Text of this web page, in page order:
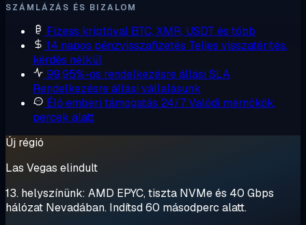
SZÁMLÁZÁS ÉS BIZALOM
Fizess kriptóval BTC, XMR, USDT és több
14 napos pénzvisszafizetés Teljes visszatérítés,
kérdés nélkül
99,95%-os rendelkezésre állási SLA
Rendelkezésre állási vállalásunk
Élő emberi támogatás 24/7Valódi mérnökök,
percek alatt
Új régió
Las Vegas elindult
13. helyszínünk: AMD EPYC, tiszta NVMe és 40 Gbps
hálózat Nevadában. Indítsd 60 másodperc alatt.